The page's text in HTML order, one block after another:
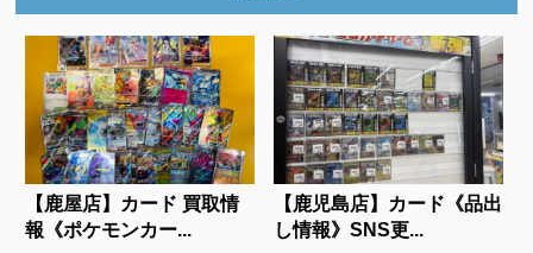
【鹿屋店】カード 買取情
報《ポケモンカー...
【鹿児島店】カード《品出
し情報》SNS更...